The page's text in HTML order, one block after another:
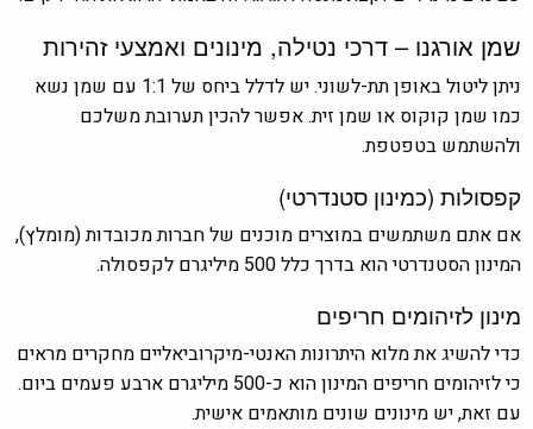
שמן אורגנו – דרכי נטילה, מינונים ואמצעי זהירות
ניתן ליטול באופן תת-לשוני. יש לדלל ביחס של 1:1 עם שמן נשא
כמו שמן קוקוס או שמן זית. אפשר להכין תערובת משלכם
ולהשתמש בטפטפת.
קפסולות (כמינון סטנדרטי)
אם אתם משתמשים במוצרים מוכנים של חברות מכובדות (מומלץ),
המינון הסטנדרטי הוא בדרך כלל 500 מיליגרם לקפסולה.
מינון לזיהומים חריפים
כדי להשיג את מלוא היתרונות האנטי-מיקרוביאליים מחקרים מראים
כי לזיהומים חריפים המינון הוא כ-500 מיליגרם ארבע פעמים ביום.
עם זאת, יש מינונים שונים מותאמים אישית.